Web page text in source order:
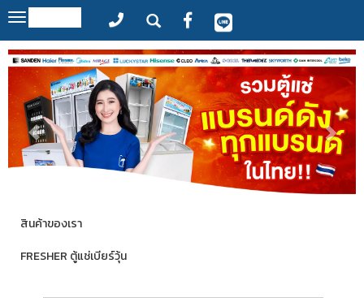
Toggle
navigation
สินค้าของเรา
FRESHER ตู้แช่เบียร์วุ้น